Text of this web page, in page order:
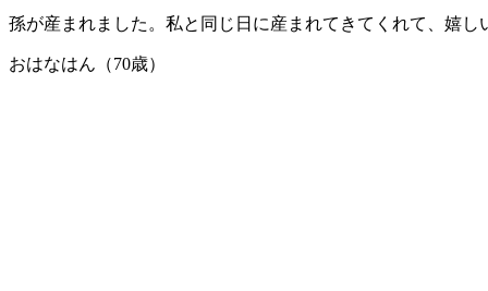
孫が産まれました。私と同じ日に産まれてきてくれて、嬉し
おはなはん（70歳）